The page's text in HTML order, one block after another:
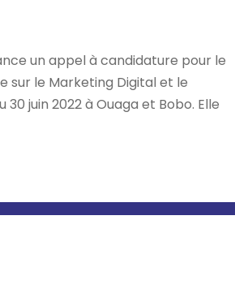
un appel à candidature pour le
sur le Marketing Digital et le
juin 2022 à Ouaga et Bobo. Elle